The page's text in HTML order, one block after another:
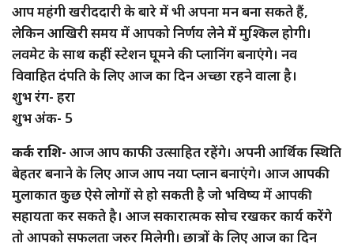
आप महंगी खरीददारी के बारे में भी अपना मन बना सकते हैं,
लेकिन आखिरी समय में आपको निर्णय लेने में मुश्किल होगी।
लवमेट के साथ कहीं स्टेशन घूमने की प्लानिंग बनाएंगे। नव
विवाहित दंपति के लिए आज का दिन अच्छा रहने वाला है।
शुभ रंग- हरा
शुभ अंक- 5
कर्क राशि- आज आप काफी उत्साहित रहेंगे। अपनी आर्थिक स्थिति
बेहतर बनाने के लिए आज आप नया प्लान बनाएंगे। आज आपकी
मुलाकात कुछ ऐसे लोगों से हो सकती है जो भविष्य में आपकी
सहायता कर सकते है। आज सकारात्मक सोच रखकर कार्य करेंगे
तो आपको सफलता जरुर मिलेगी। छात्रों के लिए आज का दिन